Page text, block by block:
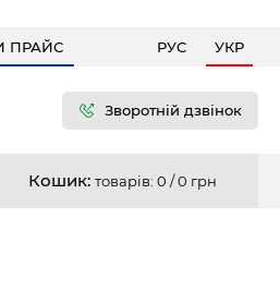
ПРАЙС РУС УКР
Зворотній дзвінок
Кошик: товарів: 0 /0 грн